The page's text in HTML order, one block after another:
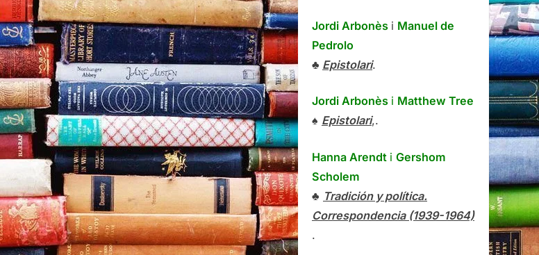
Jordi Arbonès i Manuel de
Pedrolo
♣ Epistolari.
Jordi Arbonès i Matthew Tree
♠ Epistolari,.
Hanna Arendt i Gershom
Scholem
♣ Tradición y política.
Correspondencia (1939-1964)
.